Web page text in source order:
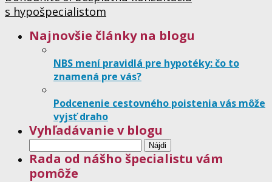
s hypošpecialistom
Najnovšie články na blogu
NBS mení pravidlá pre hypotéky: čo to
znamená pre vás?
Podcenenie cestovného poistenia vás môže
vyjsť draho
Vyhľadávanie v blogu
Hľadať:
Rada od nášho špecialistu vám
pomôže